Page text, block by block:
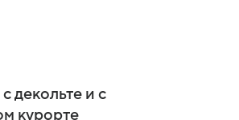
декольте и с
курорте